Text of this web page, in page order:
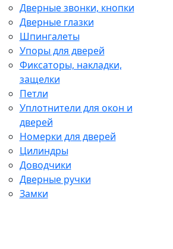
Дверные звонки, кнопки
Дверные глазки
Шпингалеты
Упоры для дверей
Фиксаторы, накладки,
защелки
Петли
Уплотнители для окон и
дверей
Номерки для дверей
Цилиндры
Доводчики
Дверные ручки
Замки